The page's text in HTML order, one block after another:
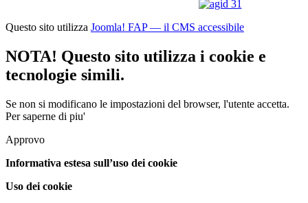
Questo sito utilizza Joomla! FAP — il CMS accessibile
NOTA! Questo sito utilizza i cookie e
tecnologie simili.
Se non si modificano le impostazioni del browser, l'utente accetta.
Per saperne di piu'
Approvo
Informativa estesa sull’uso dei cookie
Uso dei cookie